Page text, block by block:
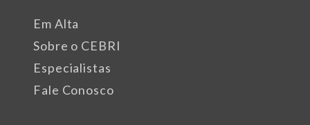
Em Alta
Sobre o CEBRI
Especialistas
Fale Conosco